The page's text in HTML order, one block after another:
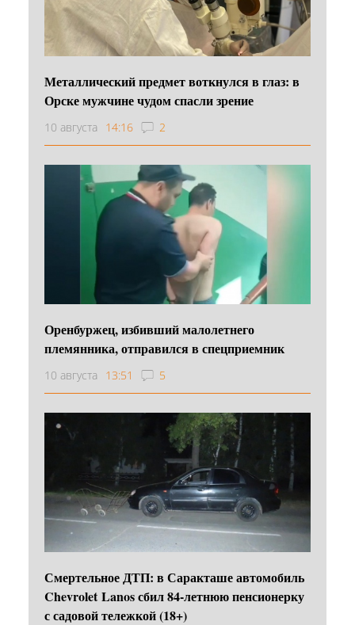
Металлический предмет воткнулся в глаз: в
Орске мужчине чудом спасли зрение
10 августа 14:16 2
Оренбуржец, избивший малолетнего
племянника, отправился в спецприемник
10 августа 13:51 5
Смертельное ДТП: в Саракташе автомобиль
Chevrolet Lanos сбил 84-летнюю пенсионерку
с садовой тележкой (18+)